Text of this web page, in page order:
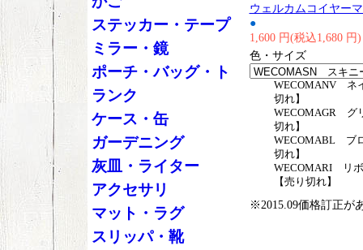
ウェルカムコイヤー
●
1,600 円(税込1,680 円)
色・サイズ
WECOMANV ネ
切れ】
WECOMAGR グ
切れ】
WECOMABL ブ
切れ】
WECOMARI リ
【売り切れ】
※2015.09価格訂正が
ステッカー・テープ
ミラー・鏡
ポーチ・バッグ・ト
ランク
ケース・缶
ガーデニング
灰皿・ライター
アクセサリ
マット・ラグ
スリッパ・靴